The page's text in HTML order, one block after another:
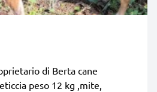
di Berta cane
peso 12 kg ,mite,